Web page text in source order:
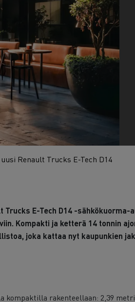
auton rahoitus
Renault Trucks E-Tech D14
E-Tech D14 -sähkökuorma-
Kompakti ja ketterä 14 tonnin
joka kattaa nyt kaupunkien
kompaktilla rakenteellaan: 2,39